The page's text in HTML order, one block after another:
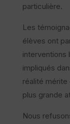
particulière.
Les
élèves ont
interventions
impliqués
réalité mérite
plus grande
Nous